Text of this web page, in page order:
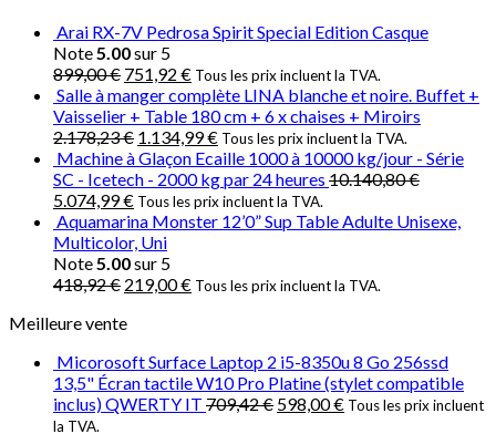
Arai RX-7V Pedrosa Spirit Special Edition Casque
Note5.00sur 5
899,00€ 751,92 € Tous les prix incluent la TVA.
Salle à manger complète LINA blanche et noire. Buffet +
Vaisselier + Table 180 cm + 6 x chaises + Miroirs
2.178,23€ 1.134,99€ Tous les prix incluent la TVA.
Machine à Glaçon Ecaille 1000 à 10000 kg/jour - Série
SC - Icetech - 2000 kg par 24 heures 10.140,80€
5.074,99€ Tous les prix incluent la TVA.
Aquamarina Monster 12’0” Sup Table Adulte Unisexe,
Multicolor, Uni
Note5.00sur 5
418,92€ 219,00€ Tous les prix incluent la TVA.
Meilleure vente
Micorosoft Surface Laptop 2 i5-8350u 8 Go 256ssd
13,5" Écran tactile W10 Pro Platine (stylet compatible
inclus) QWERTY IT 709,42€ 598,00€ Tous les prix incluent
la TVA.